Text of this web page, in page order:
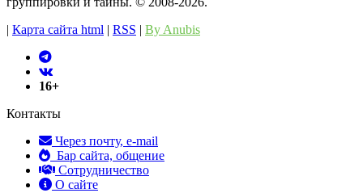
| Карта сайта html | RSS | By Anubis
16+
Контакты
Через почту, e-mail
Бар сайта, общение
Сотрудничество
О сайте